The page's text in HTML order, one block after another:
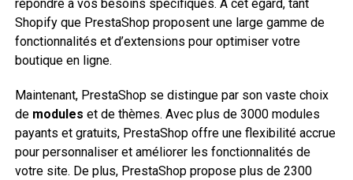
répondre à vos besoins spécifiques. À cet égard, tant
Shopify que PrestaShop proposent une large gamme de
fonctionnalités et d’extensions pour optimiser votre
boutique en ligne.
Maintenant, PrestaShop se distingue par son vaste choix
de modules et de thèmes. Avec plus de 3000 modules
payants et gratuits, PrestaShop offre une flexibilité accrue
pour personnaliser et améliorer les fonctionnalités de
votre site. De plus, PrestaShop propose plus de 2300